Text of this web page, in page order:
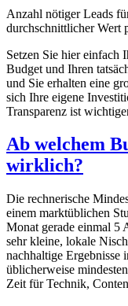
Anzahl nötiger Leads
durchschnittlicher Wert
Setzen Sie hier einfach
Budget und Ihren
und Sie erhalten eine
sich Ihre eigene
Transparenz ist
Ab welchem
wirklich?
Die rechnerische
einem marktüblichen
Monat gerade einmal 5
sehr kleine, lokale
nachhaltige Ergebnisse
üblicherweise
Zeit für Technik,